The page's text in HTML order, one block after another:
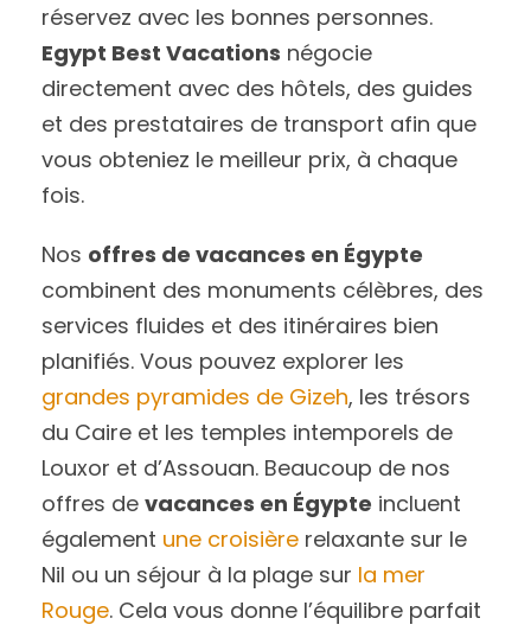
réservez avec les bonnes personnes.
Egypt Best Vacations négocie
directement avec des hôtels, des guides
et des prestataires de transport afin que
vous obteniez le meilleur prix, à chaque
fois.
Nos offres de vacances en Égypte
combinent des monuments célèbres, des
services fluides et des itinéraires bien
planifiés. Vous pouvez explorer les
grandes pyramides de Gizeh, les trésors
du Caire et les temples intemporels de
Louxor et d’Assouan. Beaucoup de nos
offres de vacances en Égypte incluent
également une croisière relaxante sur le
Nil ou un séjour à la plage sur la mer
Rouge. Cela vous donne l’équilibre parfait